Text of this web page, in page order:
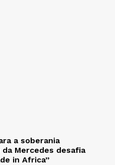
a soberania
Mercedes desafia
in Africa”